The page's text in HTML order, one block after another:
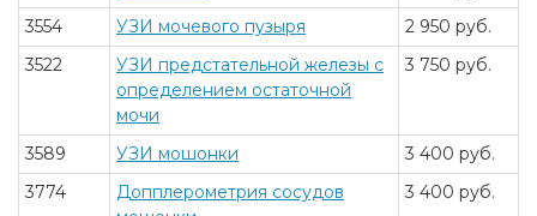
3554
УЗИ мочевого пузыря
2 950 руб.
3522
УЗИ предстательной железы с
определением остаточной
мочи
3 750 руб.
3589 УЗИ мошонки
3 400 руб.
3774
Допплерометрия сосудов
3 400 руб.